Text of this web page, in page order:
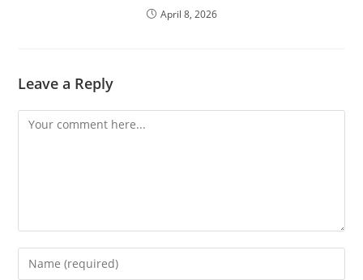
April 8, 2026
Leave a Reply